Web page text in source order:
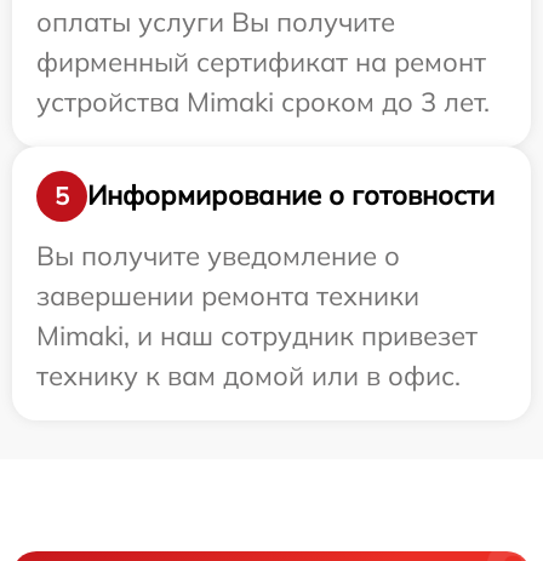
оплаты услуги Вы получите
фирменный сертификат на ремонт
устройства Mimaki сроком до 3 лет.
5
Информирование о готовности
Вы получите уведомление о
завершении ремонта техники
Mimaki, и наш сотрудник привезет
технику к вам домой или в офис.